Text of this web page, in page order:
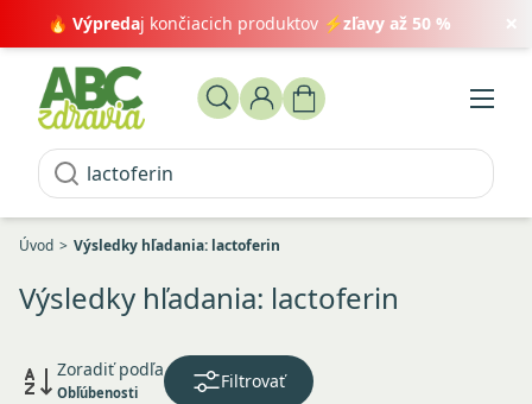
🔥 Výpredaj končiacich produktov ⚡zľavy až 50 % ×
Úvod Výsledky hľadania: lactoferin
Výsledky hľadania: lactoferin
Zoradiť podľa
Obľúbenosti
Filtrovať